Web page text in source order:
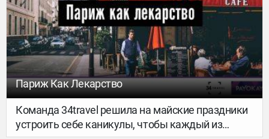
массового туризма. Одновременно с этим
совершенствовались и печатные технологии:
появившаяся туристическая реклама стала
отдельным видом искусства, а рекламные
плакаты путешествий заняли почетное место в
музеях и частных коллекциях по всему миру.
Разбираемся, как выглядели путешествия в XX
веке – и как возникла, совершенствовалась и
менялась их реклама.
Париж Как Лекарство
Команда 34travel решила на майские праздники
устроить себе каникулы, чтобы каждый из